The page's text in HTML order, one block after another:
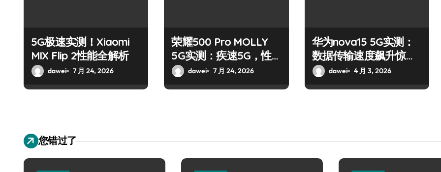
5G极速实测！Xiaomi
MIX Flip 2性能全解析
dawei 7 月 24, 2026
荣耀500 Pro MOLLY
5G实测：疾速5G，性
能炸裂
dawei 7 月 24, 2026
华为nova15 5G实测：
数据传输速度飙升惊艳
全场dawei 4 月 3, 2026
您错过了